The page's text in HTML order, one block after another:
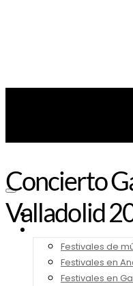
Noticias
Festivales de
Festivales en
Festivales en
Concierto
Valladolid